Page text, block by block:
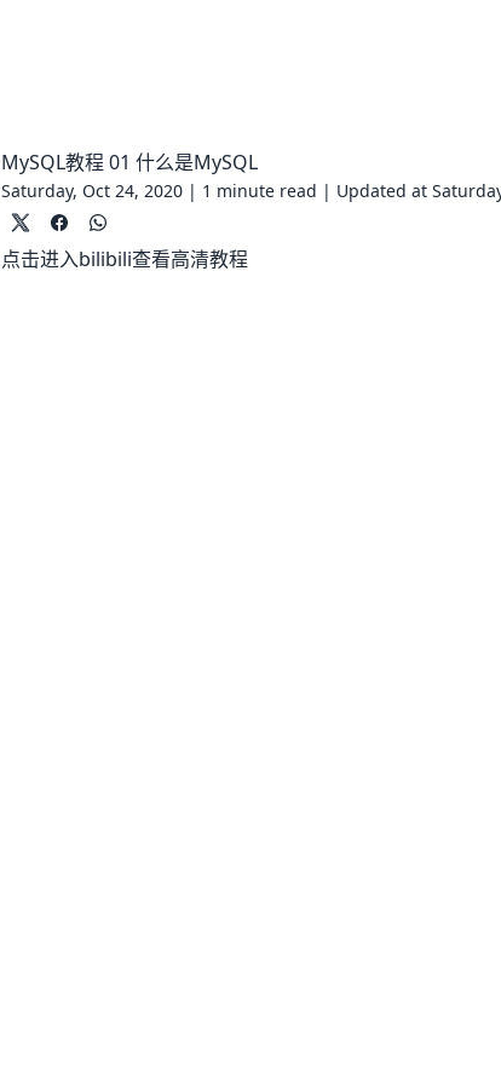
MySQL教程 01 什么是MySQL
Saturday, Oct 24, 2020 | 1 minute read | Updated at
点击进入bilibili查看高清教程